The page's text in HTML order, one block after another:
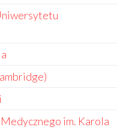
im. Karola